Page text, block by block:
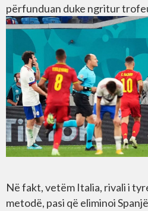
përfunduan duke ngritur
Në fakt, vetëm Italia, rivali i
metodë, pasi që eliminoi